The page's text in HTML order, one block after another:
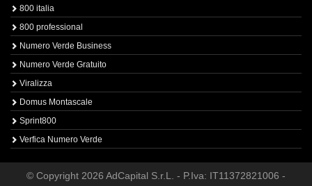
800 italia
800 professional
Numero Verde Business
Numero Verde Gratuito
Viralizza
Domus Montascale
Sprint800
Verfica Numero Verde
© Copyright 2026 AdCapital S.r.L. - P.Iva: IT11372821006 -